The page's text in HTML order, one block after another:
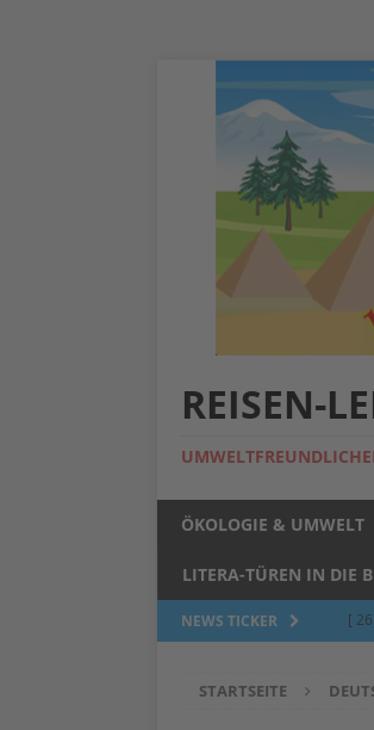
REISEN-
ÖKOLOGIE & UMWELT
LITERA-TÜREN IN DIE
NEWS TICKER [
[ 5.
STARTSEITE